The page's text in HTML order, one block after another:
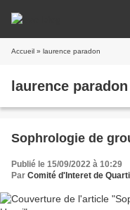
Accueil » laurence paradon
laurence paradon
Sophrologie de
Publié le 15/09/2022 à 10:29
Par Comité d'Interet de